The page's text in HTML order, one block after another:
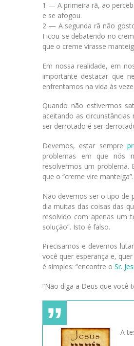
1 — A primeira rã, ao
e se afogou.
2 — A segunda rã não
Ficou se debatendo no
que o creme virasse
Em nossa realidade, em
importante destacar que
enfrentamos na vida às
Quando não estivermos
aceitando as
ser derrotado é ser
Devemos, estar sempre
problemas em que nós
resolvermos um problema.
que o “creme vire manteiga”.
Não devemos ser o tipo de
dia muitas das coisas das
resolvido com apenas um
solução”. Isto é falso.
Precisamos e devemos
você quer esperança e,
é simples: “encontre o Sr.
“Não diga a Deus que você
A